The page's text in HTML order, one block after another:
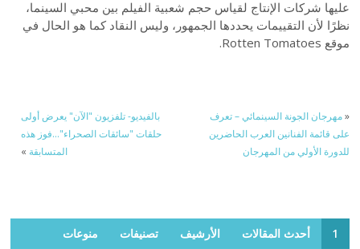
عليها شركات الإنتاج لقياس حجم شعبية الفيلم بين محبي السينما،
نظرًا لأن التقييمات يحددها الجمهور، وليس النقاد كما هو الحال في
موقع Rotten Tomatoes.
«مهرجان الجونة السينمائي – تعرف
على قائمة الفنانين العرب الحاضرين
للدورة الأولي من المهرجان
بالفيديو- تلفزيون "الآن" يعرض أولى
حلقات "سائقات الصحراء"…فوز هذه
المتسابقة »
1 أحدث المقالات الأرشيف تصنيفات منوعات